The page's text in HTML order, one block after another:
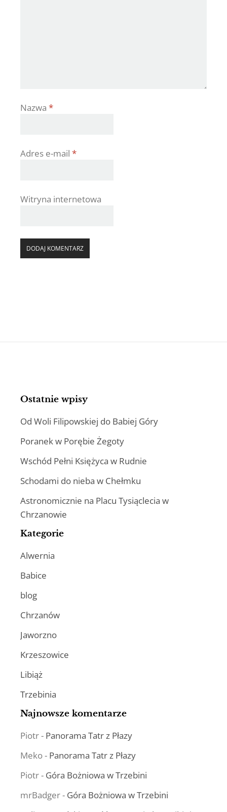
Nazwa *
Adres e-mail *
Witryna internetowa
Ostatnie wpisy
Od Woli Filipowskiej do Babiej Góry
Poranek w Porębie Żegoty
Wschód Pełni Księżyca w Rudnie
Schodami do nieba w Chełmku
Astronomicznie na Placu Tysiąclecia w
Chrzanowie
Kategorie
Alwernia
Babice
blog
Chrzanów
Jaworzno
Krzeszowice
Libiąż
Trzebinia
Najnowsze komentarze
Piotr- Panorama Tatr z Płazy
Meko- Panorama Tatr z Płazy
Piotr- Góra Bożniowa w Trzebini
mrBadger- Góra Bożniowa w Trzebini